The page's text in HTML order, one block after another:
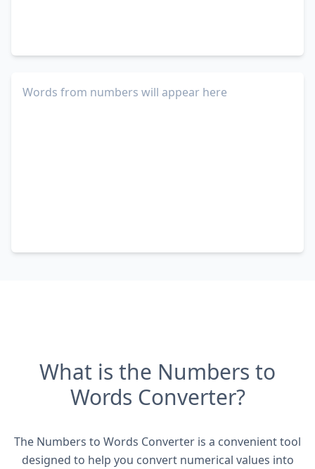
Words from numbers will appear here
What is the Numbers to
Words Converter?
The Numbers to Words Converter is a convenient tool
designed to help you convert numerical values into